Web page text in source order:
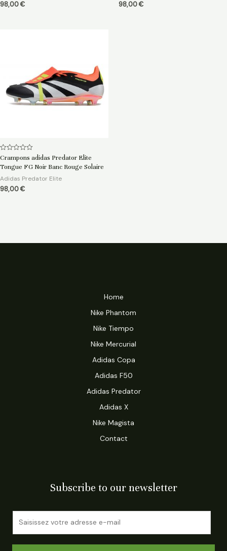
98,00€
98,00€
Note
sur
Crampons adidas Predator Elite
Tongue FG Noir Banc Rouge Solaire
Adidas Predator Elite
98,00€
Home
Nike Phantom
Nike Tiempo
Nike Mercurial
Adidas Copa
Adidas F50
Adidas Predator
Adidas X
Nike Magista
Contact
Subscribe to our newsletter